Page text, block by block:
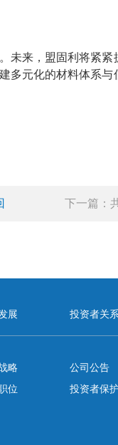
未来，盟固利将紧紧
多元化的材料体系
下一篇：
展
略
位
投资者关系
公司公告
投资者保护